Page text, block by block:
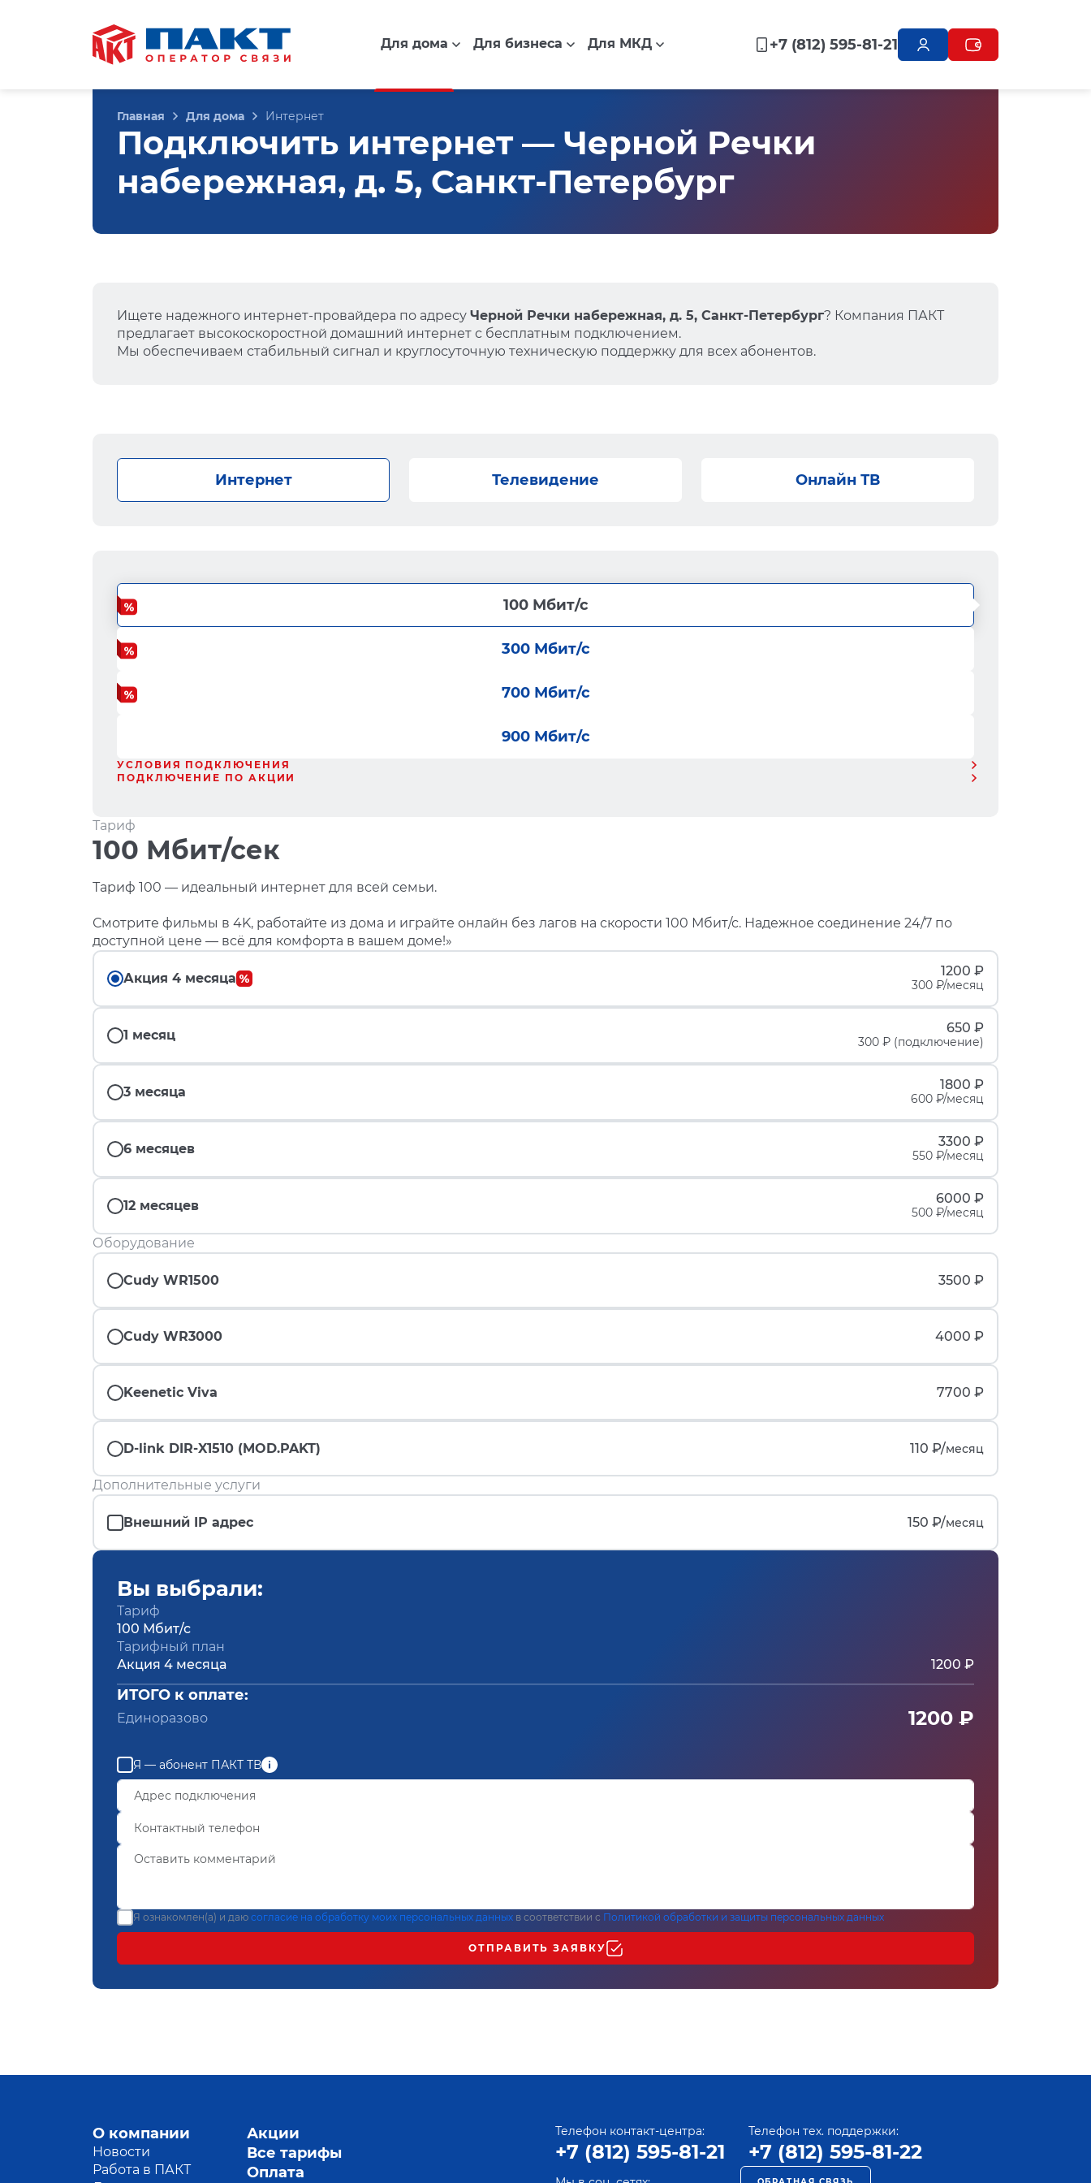
Для дома Для бизнеса Для МКД +7 (812) 595-81-21
Главная Для дома Интернет
Подключить интернет — Черной Речки
набережная, д. 5, Санкт-Петербург
Ищете надежного интернет-провайдера по адресу Черной Речки набережная, д. 5, Санкт-Петербург? Компания ПАКТ
предлагает высокоскоростной домашний интернет с бесплатным подключением.
Мы обеспечиваем стабильный сигнал и круглосуточную техническую поддержку для всех абонентов.
Интернет Телевидение Онлайн ТВ
100 Мбит/с
300 Мбит/с
700 Мбит/с
900 Мбит/с
УСЛОВИЯ ПОДКЛЮЧЕНИЯ
ПОДКЛЮЧЕНИЕ ПО АКЦИИ
Тариф
100 Мбит/сек
Тариф 100 — идеальный интернет для всей семьи.
Смотрите фильмы в 4K, работайте из дома и играйте онлайн без лагов на скорости 100 Мбит/с. Надежное соединение 24/7 по
доступной цене — всё для комфорта в вашем доме!»
Акция 4 месяца 1200 ₽
300 ₽/месяц
1 месяц 650 ₽
300 ₽ (подключение)
3 месяца 1800 ₽
600 ₽/месяц
6 месяцев 3300 ₽
550 ₽/месяц
12 месяцев 6000 ₽
500 ₽/месяц
Оборудование
Cudy WR1500 3500 ₽
Cudy WR3000 4000 ₽
Keenetic Viva 7700 ₽
D-link DIR-X1510 (MOD.PAKT) 110 ₽/месяц
Дополнительные услуги
Внешний IP адрес 150 ₽/месяц
Вы выбрали:
Тариф
100 Мбит/с
Тарифный план
Акция 4 месяца
1200 ₽
ИТОГО к оплате:
Единоразово 1200 ₽
Я — абонент ПАКТ ТВ
Я ознакомлен(а) и даю согласие на обработку моих персональных данных в соответствии с Политикой обработки и защиты персональных данных
ОТПРАВИТЬ ЗАЯВКУ
О компании
Новости
Работа в ПАКТ
Акции
Все тарифы
Оплата
Телефон контакт-центра:
+7 (812) 595-81-21
Телефон тех. поддержки:
+7 (812) 595-81-22